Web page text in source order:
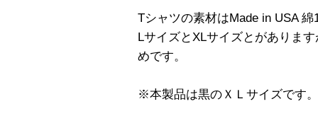
Tシャツの素材はMade in USA 綿
LサイズとXLサイズとがありま
めです。
※本製品は黒のＸＬサイズです。